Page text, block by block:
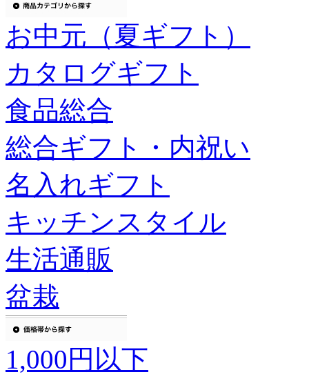
お中元（夏ギフト）
カタログギフト
食品総合
総合ギフト・内祝い
名入れギフト
キッチンスタイル
生活通販
盆栽
1,000円以下